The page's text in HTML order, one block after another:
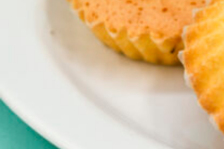
CULTURE
チケットプレゼント応募